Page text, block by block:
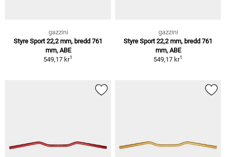
gazzini
Styre Sport 22,2 mm, bredd 761
mm, ABE
549,17 kr1
gazzini
Styre Sport 22,2 mm, bredd 761
mm, ABE
549,17 kr1